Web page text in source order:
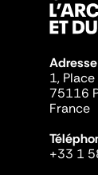
Adresse
1,
75116
France
+33 1